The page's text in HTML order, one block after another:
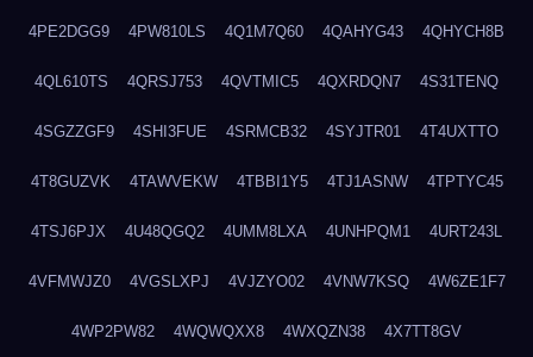
4PE2DGG9 4PW810LS 4Q1M7Q60 4QAHYG43 4QHYCH8B
4QL610TS 4QRSJ753 4QVTMIC5 4QXRDQN7 4S31TENQ
4SGZZGF9 4SHI3FUE 4SRMCB32 4SYJTR01 4T4UXTTO
4T8GUZVK 4TAWVEKW 4TBBI1Y5 4TJ1ASNW 4TPTYC45
4TSJ6PJX 4U48QGQ2 4UMM8LXA 4UNHPQM1 4URT243L
4VFMWJZ0 4VGSLXPJ 4VJZYO02 4VNW7KSQ 4W6ZE1F7
4WP2PW82 4WQWQXX8 4WXQZN38 4X7TT8GV